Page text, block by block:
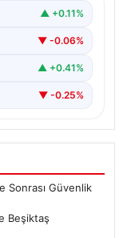
▲ +0.11%
▼ -0.06%
▲ +0.41%
▼ -0.25%
Sonrası Güvenlik
Beşiktaş